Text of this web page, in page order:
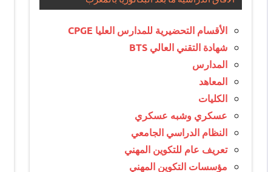
الأقسام التحضيرية للمدارس العليا CPGE
شهادة التقني العالي BTS
المدارس
المعاهد
الكليات
عسكري وشبه عسكري
النظام الدراسي الجامعي
تعريف عام للتكوين المهني
مؤسسات التكوين المهني